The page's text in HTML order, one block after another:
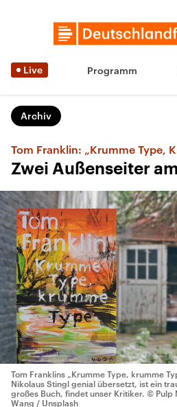
Live Programm
Archiv
Tom Franklin: „Krumme Type,
Zwei Außenseiter
Tom Franklins „Krumme Type, krumme
Nikolaus Stingl genial übersetzt, ist ein
großes Buch, findet unser Kritiker. © Pulp
Wang / Unsplash